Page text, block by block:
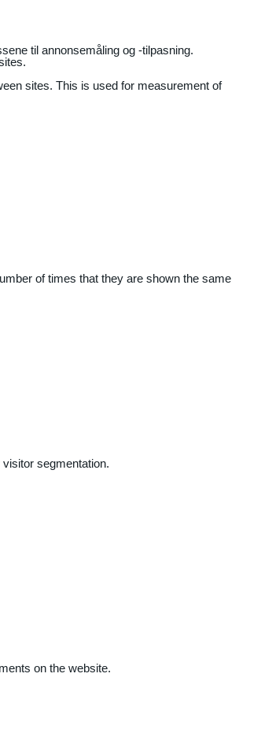
til annonsemåling og -tilpasning.
sites. This is used for measurement of
of times that they are shown the same
segmentation.
on the website.